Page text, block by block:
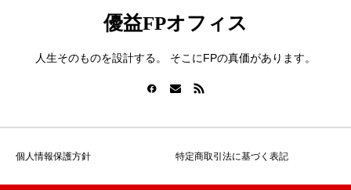
優益FPオフィス
人生そのものを設計する。 そこにFPの真価があります。
個人情報保護方針 特定商取引法に基づく表記